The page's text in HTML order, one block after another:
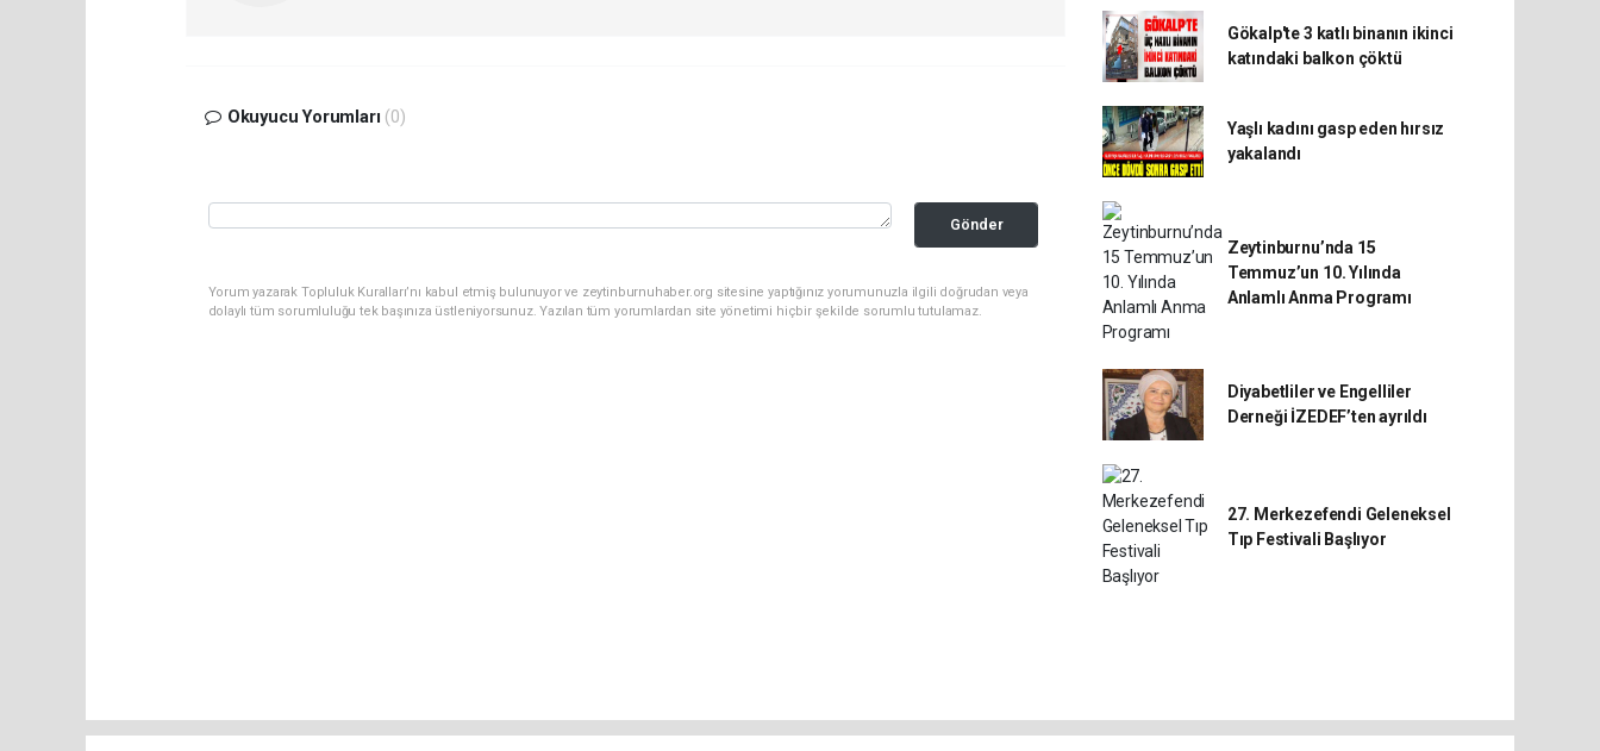
Okuyucu Yorumları (0)
Gönder
Yorum yazarak Topluluk Kuralları’nı kabul etmiş bulunuyor ve zeytinburnuhaber.org sitesine yaptığınız yorumunuzla ilgili doğrudan veya
dolaylı tüm sorumluluğu tek başınıza üstleniyorsunuz. Yazılan tüm yorumlardan site yönetimi hiçbir şekilde sorumlu tutulamaz.
Gökalp'te 3 katlı binanın ikinci
katındaki balkon çöktü
Yaşlı kadını gasp eden hırsız
yakalandı
Zeytinburnu’nda 15
Temmuz’un 10. Yılında
Anlamlı Anma Programı
Diyabetliler ve Engelliler
Derneği İZEDEF’ten ayrıldı
27. Merkezefendi Geleneksel
Tıp Festivali Başlıyor